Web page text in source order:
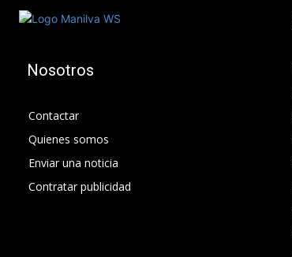
Nosotros
Contactar
Quienes somos
Enviar una noticia
Contratar publicidad